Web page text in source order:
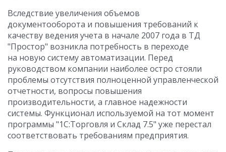
Вследствие увеличения объемов
документооборота и повышения требований к
качеству ведения учета в начале 2007 года в ТД
"Простор" возникла потребность в переходе
на новую систему автоматизации. Перед
руководством компании наиболее остро стояли
проблемы отсутствия полноценной управленческой
отчетности, вопросы повышения
производительности, а главное надежности
системы. Функционал используемой на тот момент
программы "1С:Торговля и Склад 7.5" уже перестал
соответствовать требованиям предприятия.